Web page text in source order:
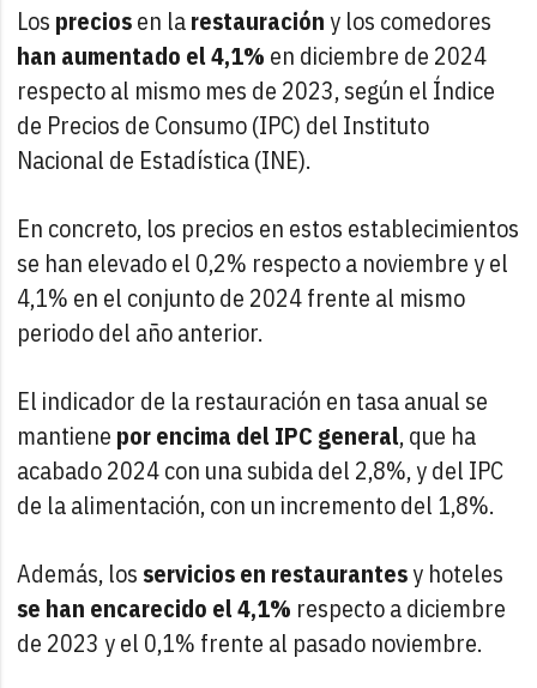
Los preciosen larestauracióny los comedores
han aumentado el 4,1% en diciembre de 2024
respecto al mismo mes de 2023, según el Índice
de Precios de Consumo (IPC) del Instituto
Nacional de Estadística (INE).
En concreto, los precios en estos establecimientos
se han elevado el 0,2% respecto a noviembre y el
4,1% en el conjunto de 2024 frente al mismo
periodo del año anterior.
El indicador de la restauración en tasa anual se
mantiene por encima del IPC general, que ha
acabado 2024 con una subida del 2,8%, y del IPC
de la alimentación, con un incremento del 1,8%.
Además, los servicios en restaurantesy hoteles
se han encarecido el 4,1% respecto a diciembre
de 2023 y el 0,1% frente al pasado noviembre.